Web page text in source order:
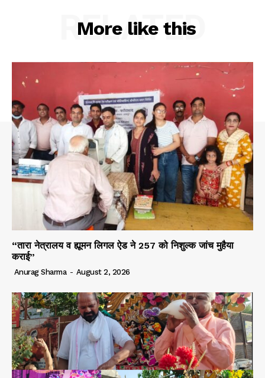
More like this
RELATED
“तारा नेत्रालय व ह्यूमन लिगल ऐड ने 257 को निशुल्क जांच मुहैया
कराई”
Anurag Sharma - August 2, 2026